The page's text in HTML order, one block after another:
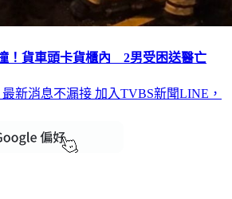
！貨車頭卡貨櫃內 2男受困送醫亡
新消息不漏接 加入TVBS新聞LINE，